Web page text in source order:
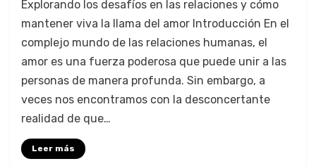
Explorando los desafíos en las relaciones y cómo
mantener viva la llama del amor Introducción En el
complejo mundo de las relaciones humanas, el
amor es una fuerza poderosa que puede unir a las
personas de manera profunda. Sin embargo, a
veces nos encontramos con la desconcertante
realidad de que…
Leer más